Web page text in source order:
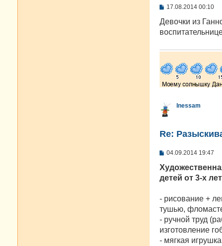
С
о
б
щ
н
е
17.08.2014 00:10
Девочки из
Inessam
Re:
С
о
б
щ
и
е
04.09.2014 19:47
детей от 3-х
- рисование +
тушью,
- ручной труд
изготовление
- мягкая